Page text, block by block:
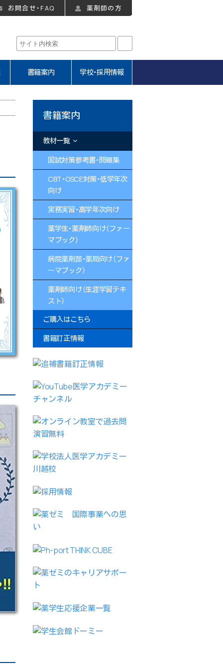
お問合せ・FAQ 薬剤師の方
書籍案内 学校・採用情報
書籍案内
教材一覧
国試対策参考書・問題集
CBT・OSCE対策・低学年次
向け
実務実習・高学年次向け
薬学生・薬剤師向け（ファー
マブック）
病院薬剤部・薬局向け（ファ
ーマブック）
薬剤師向け（生涯学習テキ
スト）
ご購入はこちら
書籍訂正情報